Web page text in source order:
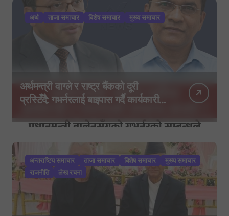
अर्थ ताजा समाचार बिशेष समाचार मुख्य समाचार
अर्थमन्त्री वाग्ले र राष्ट्र बैंकको दूरी
प्रस्टिँदै: गभर्नरलाई बाइपास गर्दै कार्यकारी
अन्तराष्टिय समाचार ताजा समाचार बिशेष समाचार
मुख्य समाचार
राजनीति
लेख रचना